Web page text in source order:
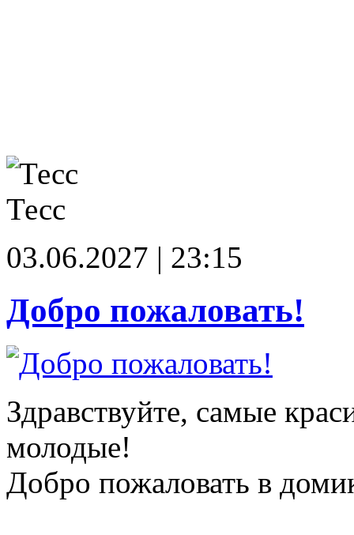
Тесс
03.06.2027 | 23:15
Добро пожаловать!
Здравствуйте, самые
молодые!
Добро пожаловать в